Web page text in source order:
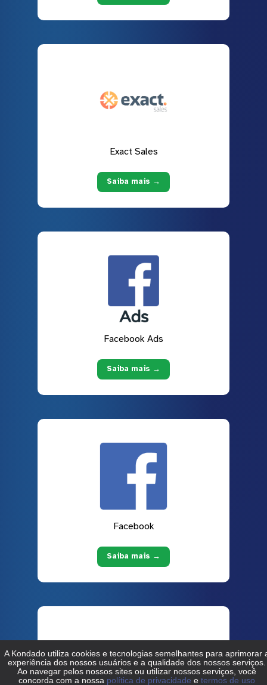
Exact Sales
Saiba mais →
Facebook Ads
Saiba mais →
Facebook
Saiba mais →